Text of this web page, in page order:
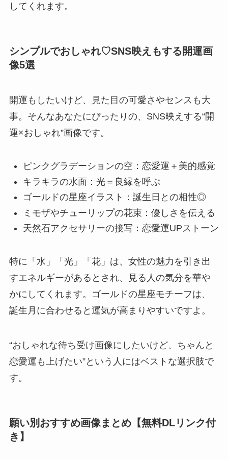
してくれます。
シンプルでおしゃれ♡SNS映えもする開運画
像5選
開運もしたいけど、見た目の可愛さやセンスも大
事。そんなあなたにぴったりの、SNS映えする“開
運×おしゃれ”画像です。
ピンクグラデーションの空：恋愛運＋美的感覚
キラキラの水面：光＝良縁を呼ぶ
ゴールドの星座イラスト：誕生日との相性◎
ミモザやチューリップの花束：優しさを伝える
天然石アクセサリーの接写：恋愛運UPストーン
特に「水」「光」「花」は、女性の魅力を引き出
すエネルギーがあるとされ、見る人の気分を華や
かにしてくれます。ゴールドの星座モチーフは、
誕生月に合わせると運気が高まりやすいですよ。
“おしゃれな待ち受け画像にしたいけど、ちゃんと
恋愛運も上げたい”という人にはベストな選択肢で
す。
願い別おすすめ画像まとめ【無料DLリンク付
き】